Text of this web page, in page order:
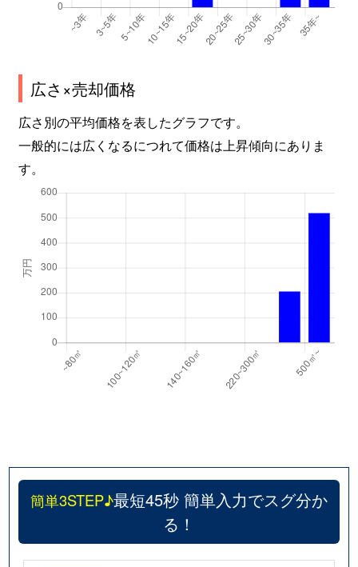
広さ×売却価格
広さ別の平均価格を表したグラフです。
一般的には広くなるにつれて価格は上昇傾向にありま
す。
簡単3STEP♪最短45秒 簡単入力でスグ分か
る！